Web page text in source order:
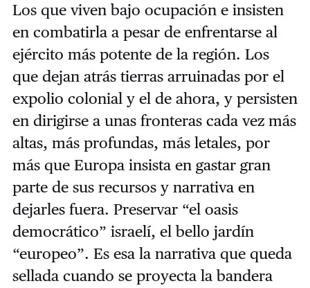
Los que viven bajo ocupación e insisten
en combatirla a pesar de enfrentarse al
ejército más potente de la región. Los
que dejan atrás tierras arruinadas por el
expolio colonial y el de ahora, y persisten
en dirigirse a unas fronteras cada vez más
altas, más profundas, más letales, por
más que Europa insista en gastar gran
parte de sus recursos y narrativa en
dejarles fuera. Preservar “el oasis
democrático” israelí, el bello jardín
“europeo”. Es esa la narrativa que queda
sellada cuando se proyecta la bandera